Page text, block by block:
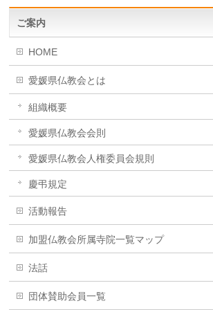
ご案内
HOME
愛媛県仏教会とは
組織概要
愛媛県仏教会会則
愛媛県仏教会人権委員会規則
慶弔規定
活動報告
加盟仏教会所属寺院一覧マップ
法話
団体賛助会員一覧